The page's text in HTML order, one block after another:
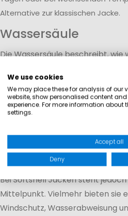
Alternative zur klassischen Jacke.
Wassersäule
Die Wassersäule beschreibt,
eindringendem Wasser ist. Sie
welchem Wasserdruck ein Stoff
5.000 mm Wassersäule:
Schauern
wechselhaftem Wetter
10.000 mm und mehr:
im Freien
Bei Softshell Jacken steht
Mittelpunkt. Vielmehr bieten sie
Windschutz, Wasserabweisung
We use cookies
We may place these for analysis of our
website, show personalised content
experience. For more information about
settings.
Accept all
Deny